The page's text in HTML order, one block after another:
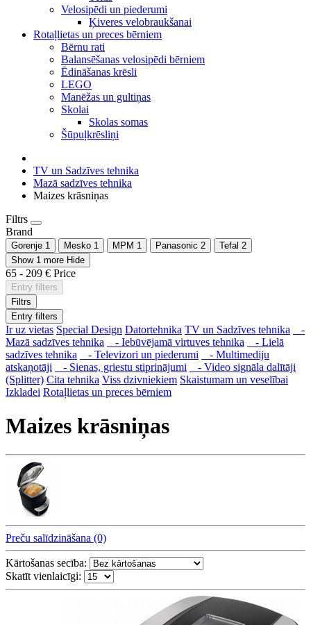
Velosipēdi un piederumi
Ķiveres velobraukšanai
Rotaļlietas un preces bērniem
Bērnu rati
Balansēšanas velosipēdi bērniem
Ēdināšanas krēsli
LEGO
Manēžas un gultiņas
Skolai
Skolas somas
Šūpuļkrēsliņi
TV un Sadzīves tehnika
Mazā sadzīves tehnika
Maizes krāsniņas
Filtrs
Brand
Gorenje 1 Mesko 1 MPM 1 Panasonic 2 Tefal 2
Show 1 more Hide
65 - 209 € Price
Entry filters
Filtrs
Entry filters
Ir uz vietas Special Design Datortehnika TV un Sadzīves tehnika
-
Mazā sadzīves tehnika
- Iebūvējamā virtuves tehnika
- Lielā
sadzīves tehnika
- Televizori un piederumi
- Multimediju
atskaņotāji
- Sienas, griestu stiprinājumi
- Video signāla dalītāji
(Splitter) Cita tehnika Viss dzivniekiem Skaistumam un veselībai
Izkladei Rotaļlietas un preces bērniem
Maizes krāsniņas
Preču salīdzināšana (0)
Kārtošanas secība:
Skatīt vienlaicīgi: